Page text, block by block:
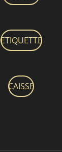
ETIQUETTE
CAISSE